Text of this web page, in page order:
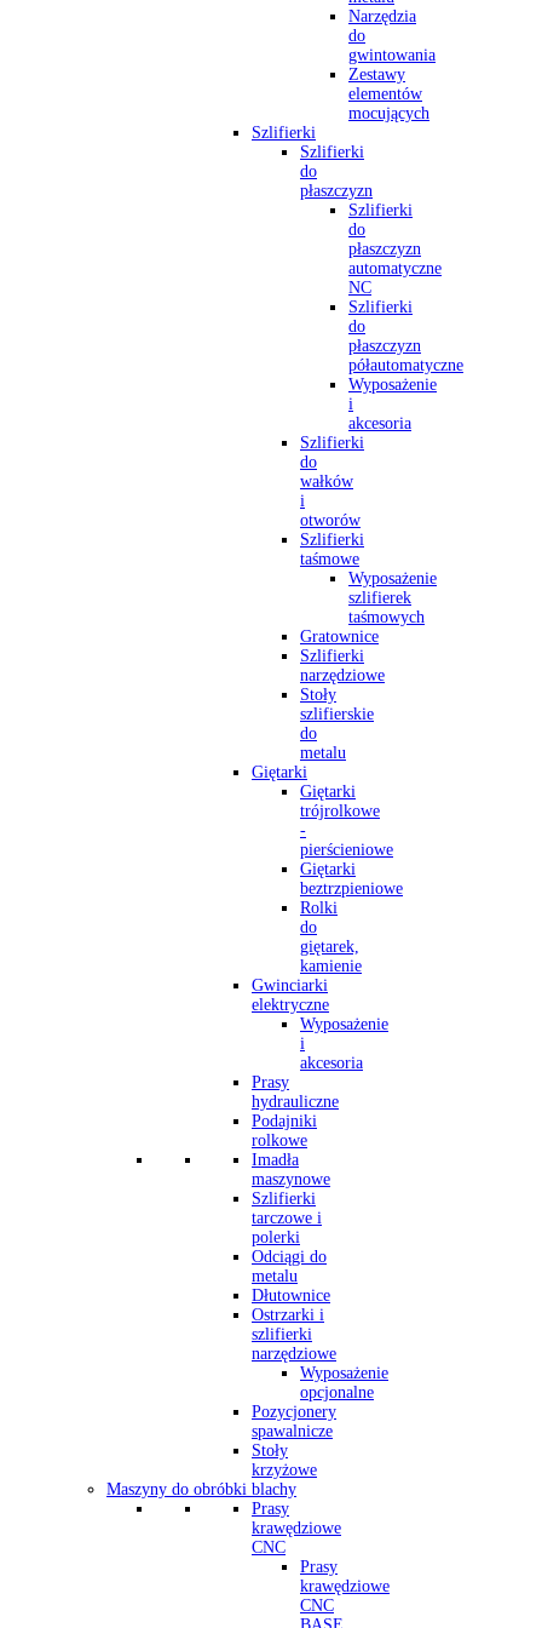
Narzędzia
do
gwintowania
Zestawy
elementów
mocujących
Szlifierki
Szlifierki
do
płaszczyzn
Szlifierki
do
płaszczyzn
automatyczne
NC
Szlifierki
do
płaszczyzn
półautomatyczne
Wyposażenie
i
akcesoria
Szlifierki
do
wałków
i
otworów
Szlifierki
taśmowe
Wyposażenie
szlifierek
taśmowych
Gratownice
Szlifierki
narzędziowe
Stoły
szlifierskie
do
metalu
Giętarki
Giętarki
trójrolkowe
-
pierścieniowe
Giętarki
beztrzpieniowe
Rolki
do
giętarek,
kamienie
Gwinciarki
elektryczne
Wyposażenie
i
akcesoria
Prasy
hydrauliczne
Podajniki
rolkowe
Imadła
maszynowe
Szlifierki
tarczowe i
polerki
Odciągi do
metalu
Dłutownice
Ostrzarki i
szlifierki
narzędziowe
Wyposażenie
opcjonalne
Pozycjonery
spawalnicze
Stoły
krzyżowe
Maszyny do obróbki blachy
Prasy
krawędziowe
CNC
Prasy
krawędziowe
CNC